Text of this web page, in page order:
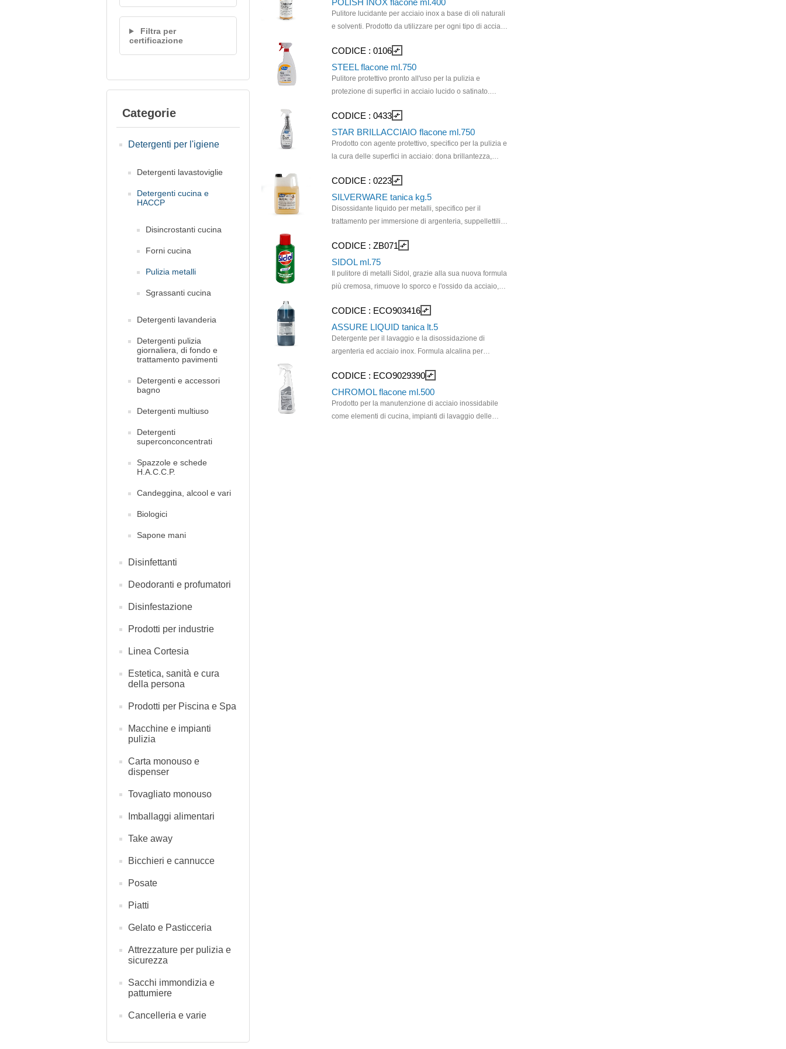
Filtra per
certificazione
Categorie
Detergenti per l'igiene
Detergenti lavastoviglie
Detergenti cucina e
HACCP
Disincrostanti cucina
Forni cucina
Pulizia metalli
Sgrassanti cucina
Detergenti lavanderia
Detergenti pulizia
giornaliera, di fondo e
trattamento pavimenti
Detergenti e accessori
bagno
Detergenti multiuso
Detergenti
superconconcentrati
Spazzole e schede
H.A.C.C.P.
Candeggina, alcool e vari
Biologici
Sapone mani
Disinfettanti
Deodoranti e profumatori
Disinfestazione
Prodotti per industrie
Linea Cortesia
Estetica, sanità e cura
della persona
Prodotti per Piscina e Spa
Macchine e impianti
pulizia
Carta monouso e
dispenser
Tovagliato monouso
Imballaggi alimentari
Take away
Bicchieri e cannucce
Posate
Piatti
Gelato e Pasticceria
Attrezzature per pulizia e
sicurezza
Sacchi immondizia e
pattumiere
Cancelleria e varie
POLISH INOX flacone ml.400
Pulitore lucidante per acciaio inox a base di oli naturali
e solventi. Prodotto da utilizzare per ogni tipo di acciaio
brillantezza e protegge dall'usura e dalle macchie.
CODICE : 0106 compare_arrows
STEEL flacone ml.750
Pulitore protettivo pronto all'uso per la pulizia e
protezione di superfici in acciaio lucido o satinato.
vengono a contatto con acqua, come porte di
ascensori, registratori di cassa, particolari di
arredamento (colonne, lampade ecc..). Puo' essere
usato anche su superfici delle cucine (lavelli, frigoriferi,
calcaree dovute alle acque dure.
CODICE : 0433 compare_arrows
STAR BRILLACCIAIO flacone ml.750
Prodotto con agente protettivo, specifico per la pulizia e
la cura delle superfici in acciaio: dona brillantezza,
cartone include 3 trigger.
CODICE : 0223 compare_arrows
SILVERWARE tanica kg.5
Disossidante liquido per metalli, specifico per il
trattamento per immersione di argenteria, suppellettili e
disossidazione dei metalli; non è corrosivo ed è idoneo
per il trattamento di rame, bronzo, alluminio ed argento.
Formulato con tensioattivi a bassa schiuma, garantisce
la bagnabilità degli oggetti facilitandone la
un velo protettivo sui metalli, prevenendone la ri-
ossidazione. È un prodotto ad elevata concentrazione,
riutilizzabile per più di un ciclo di disossidazione.
CODICE : ZB071 compare_arrows
SIDOL ml.75
Il pulitore di metalli Sidol, grazie alla sua nuova formula
più cremosa, rimuove lo sporco e l'ossido da acciaio,
superfici e senza lasciare aloni, garantendo una
lucidatura impeccabile.
CODICE : ECO903416 compare_arrows
ASSURE LIQUID tanica lt.5
Detergente per il lavaggio e la disossidazione di
argenteria ed acciaio inox. Formula alcalina per
Estremamente efficace anche su argenteria molto
ossidata. Evita la corrosione dell'acciaio. Non contiene
fosforo.
CODICE : ECO9029390 compare_arrows
CHROMOL flacone ml.500
Prodotto per la manutenzione di acciaio inossidabile
come elementi di cucina, impianti di lavaggio delle